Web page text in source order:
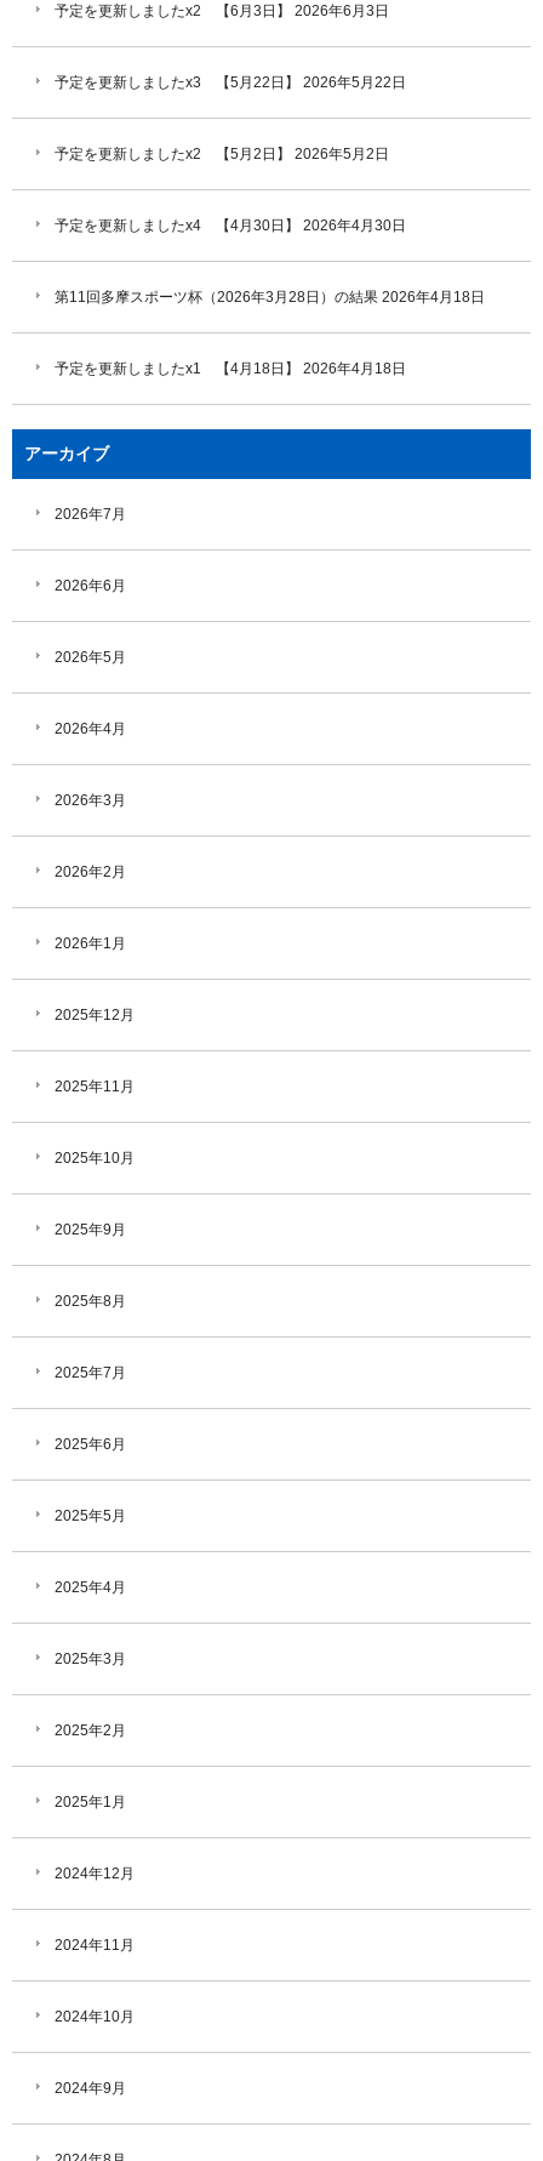
予定を更新しましたx2 【6月3日】 2026年6月3日
予定を更新しましたx3 【5月22日】 2026年5月22日
予定を更新しましたx2 【5月2日】 2026年5月2日
予定を更新しましたx4 【4月30日】 2026年4月30日
第11回多摩スポーツ杯（2026年3月28日）の結果 2026年4月18日
予定を更新しましたx1 【4月18日】 2026年4月18日
アーカイブ
2026年7月
2026年6月
2026年5月
2026年4月
2026年3月
2026年2月
2026年1月
2025年12月
2025年11月
2025年10月
2025年9月
2025年8月
2025年7月
2025年6月
2025年5月
2025年4月
2025年3月
2025年2月
2025年1月
2024年12月
2024年11月
2024年10月
2024年9月